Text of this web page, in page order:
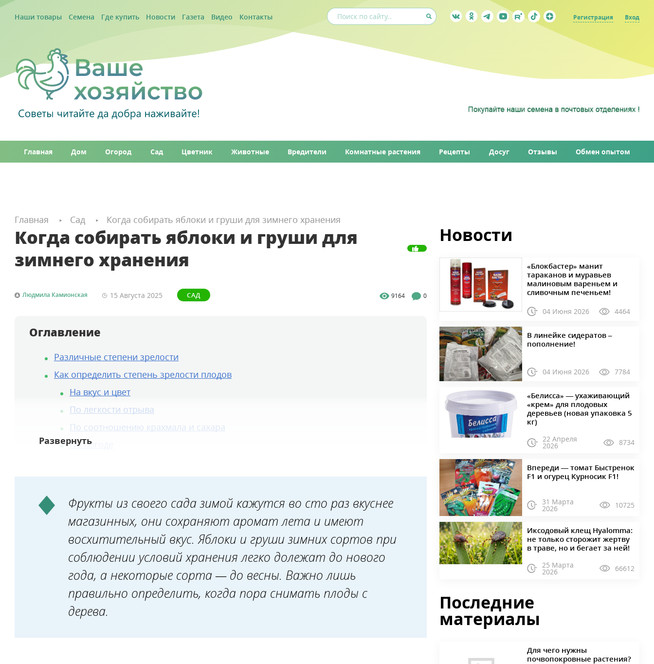
Наши товары Семена Где купить Новости Газета Видео Контакты Регистрация Вход
Главная Дом Огород Сад Цветник Животные Вредители Комнатные растения Рецепты Досуг Отзывы Обмен опытом
Главная Сад Когда собирать яблоки и груши для зимнего хранения
Когда собирать яблоки и груши для
зимнего хранения
Людмила Камионская 15 Августа 2025 САД 9164 0
Оглавление
Различные степени зрелости
Как определить степень зрелости плодов
На вкус и цвет
По легкости отрыва
По соотношению крахмала и сахара
По погоде
Фрукты из своего сада зимой кажутся во сто раз вкуснее
магазинных, они сохраняют аромат лета и имеют
восхитительный вкус. Яблоки и груши зимних сортов при
соблюдении условий хранения легко долежат до нового
года, а некоторые сорта — до весны. Важно лишь
правильно определить, когда пора снимать плоды с
дерева.
Новости
«Блокбастер» манит
тараканов и муравьев
малиновым вареньем и
сливочным печеньем!
04 Июня 2026 4464
В линейке сидератов –
пополнение!
04 Июня 2026 7784
«Белисса» — ухаживающий
«крем» для плодовых
деревьев (новая упаковка 5
кг)
22 Апреля
2026 8734
Впереди — томат Быстренок
F1 и огурец Курносик F1!
31 Марта
2026 10725
Иксодовый клещ Hyalomma:
не только сторожит жертву
в траве, но и бегает за ней!
25 Марта
2026 66612
Последние
материалы
Для чего нужны
почвопокровные растения?